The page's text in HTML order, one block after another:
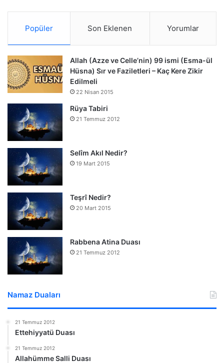
Popüler Son Eklenen Yorumlar
Allah (Azze ve Celle’nin) 99 ismi (Esma-ül
Hüsna) Sır ve Faziletleri – Kaç Kere Zikir
Edilmeli
22 Nisan 2015
Rüya Tabiri
21 Temmuz 2012
Selîm Akıl Nedir?
19 Mart 2015
Teşrî Nedir?
20 Mart 2015
Rabbena Atina Duası
21 Temmuz 2012
Namaz Duaları
21 Temmuz 2012
Ettehiyyatü Duası
21 Temmuz 2012
Allahümme Salli Duası